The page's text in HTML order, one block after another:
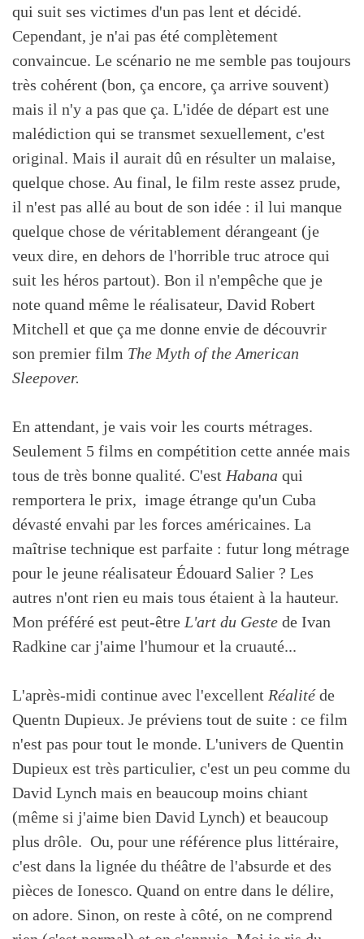
qui suit ses victimes d'un pas lent et décidé.
Cependant, je n'ai pas été complètement
convaincue. Le scénario ne me semble pas toujours
très cohérent (bon, ça encore, ça arrive souvent)
mais il n'y a pas que ça. L'idée de départ est une
malédiction qui se transmet sexuellement, c'est
original. Mais il aurait dû en résulter un malaise,
quelque chose. Au final, le film reste assez prude,
il n'est pas allé au bout de son idée : il lui manque
quelque chose de véritablement dérangeant (je
veux dire, en dehors de l'horrible truc atroce qui
suit les héros partout). Bon il n'empêche que je
note quand même le réalisateur, David Robert
Mitchell et que ça me donne envie de découvrir
son premier film The Myth of the American
Sleepover.
En attendant, je vais voir les courts métrages.
Seulement 5 films en compétition cette année mais
tous de très bonne qualité. C'est Habana qui
remportera le prix, image étrange qu'un Cuba
dévasté envahi par les forces américaines. La
maîtrise technique est parfaite : futur long métrage
pour le jeune réalisateur Édouard Salier ? Les
autres n'ont rien eu mais tous étaient à la hauteur.
Mon préféré est peut-être L'art du Geste de Ivan
Radkine car j'aime l'humour et la cruauté...
L'après-midi continue avec l'excellent Réalitéde
Quentn Dupieux. Je préviens tout de suite : ce film
n'est pas pour tout le monde. L'univers de Quentin
Dupieux est très particulier, c'est un peu comme du
David Lynch mais en beaucoup moins chiant
(même si j'aime bien David Lynch) et beaucoup
plus drôle. Ou, pour une référence plus littéraire,
c'est dans la lignée du théâtre de l'absurde et des
pièces de Ionesco. Quand on entre dans le délire,
on adore. Sinon, on reste à côté, on ne comprend